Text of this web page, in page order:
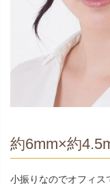
約6mm×約
小振りなのでオフィス